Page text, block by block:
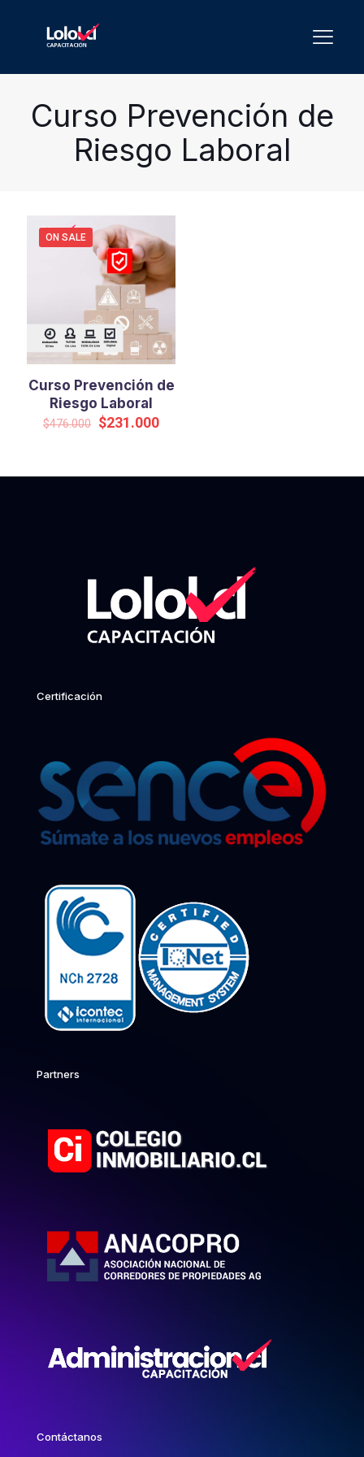
Curso Prevención de
Riesgo Laboral
ON SALE
Curso Prevención de
Riesgo Laboral
$476.000 Original
$231.000Current
Certificación
Partners
Contáctanos